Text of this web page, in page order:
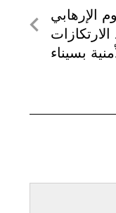
الإرهابي
بسيناء